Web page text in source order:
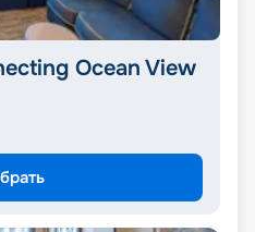
Ocean View